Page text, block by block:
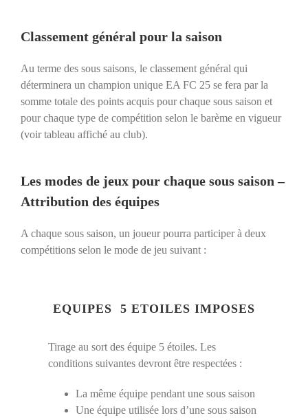
Classement général pour la saison
Au terme des sous saisons, le classement général qui
déterminera un champion unique EA FC 25 se fera par la
somme totale des points acquis pour chaque sous saison et
pour chaque type de compétition selon le barème en vigueur
(voir tableau affiché au club).
Les modes de jeux pour chaque sous saison –
Attribution des équipes
A chaque sous saison, un joueur pourra participer à deux
compétitions selon le mode de jeu suivant :
EQUIPES 5 ETOILES IMPOSES
Tirage au sort des équipe 5 étoiles. Les
conditions suivantes devront être respectées :
La même équipe pendant une sous saison
Une équipe utilisée lors d’une sous saison